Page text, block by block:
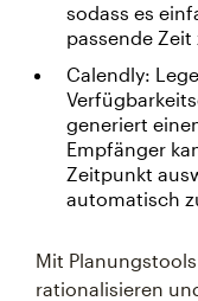
sodass es
passende
Calendly:
generiert
Empfänger
Zeitpunkt
automatisch
Mit
rationalisieren